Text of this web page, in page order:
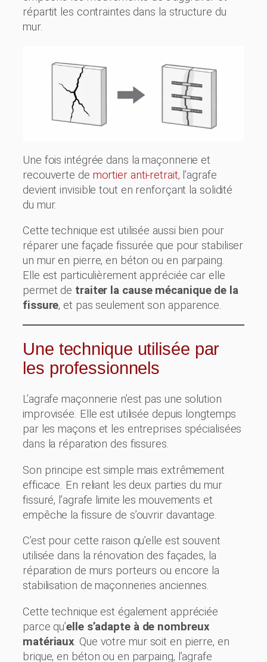
répartit les contraintes dans la structure du
mur.
Une fois intégrée dans la maçonnerie et
recouverte de mortier anti-retrait, l’agrafe
devient invisible tout en renforçant la solidité
du mur.
Cette technique est utilisée aussi bien pour
réparer une façade fissurée que pour stabiliser
un mur en pierre, en béton ou en parpaing.
Elle est particulièrement appréciée car elle
permet de traiter la cause mécanique de la
fissure, et pas seulement son apparence.
Une technique utilisée par
les professionnels
L’agrafe maçonnerie n’est pas une solution
improvisée. Elle est utilisée depuis longtemps
par les maçons et les entreprises spécialisées
dans la réparation des fissures.
Son principe est simple mais extrêmement
efficace. En reliant les deux parties du mur
fissuré, l’agrafe limite les mouvements et
empêche la fissure de s’ouvrir davantage.
C’est pour cette raison qu’elle est souvent
utilisée dans la rénovation des façades, la
réparation de murs porteurs ou encore la
stabilisation de maçonneries anciennes.
Cette technique est également appréciée
parce qu’elle s’adapte à de nombreux
matériaux. Que votre mur soit en pierre, en
brique, en béton ou en parpaing, l’agrafe